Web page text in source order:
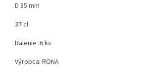
D 85 mm
37 cl
Balenie :6 ks
Výrobca: RONA